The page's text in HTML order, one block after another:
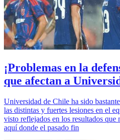
¡Problemas en la
que afectan a
Universidad de Chile ha sido
las distintas y fuertes lesiones en el
visto reflejados en los resultados que
aquí donde el pasado fin